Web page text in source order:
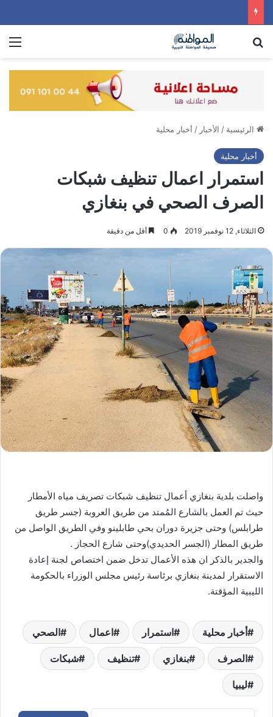
الرئيسية / الأخبار / أخبار محلية
أخبار محلية
استمرار اعمال تنظيف شبكات
الصرف الصحي في بنغازي
الثلاثاء, 12 نوفمبر 2019 0 أقل من دقيقة
واصلت بلدية بنغازي أعمال تنظيف شبكات تصريف مياه الأمطار
حيث تم العمل بالشارع المُمتد من طريق العروبة (جسر طريق
طرابلس) وحتى جزيرة دوران بحي طابلينو وفي الطريق الواصل من
طريق المطار (الجسر الحديدي)وحتى شارع الحجاز .
والجدير بالذكر ان هذه الأعمال تدخل ضمن اختصاص لجنة إعادة
الاستقرار لمدينة بنغازي برئاسة رئيس مجلس الوزراء بالحكومة
الليبية المؤقتة.
أخبار محلية استمرار اعمال الصحي
الصرف بنغازي تنظيف شبكات
ليبيا